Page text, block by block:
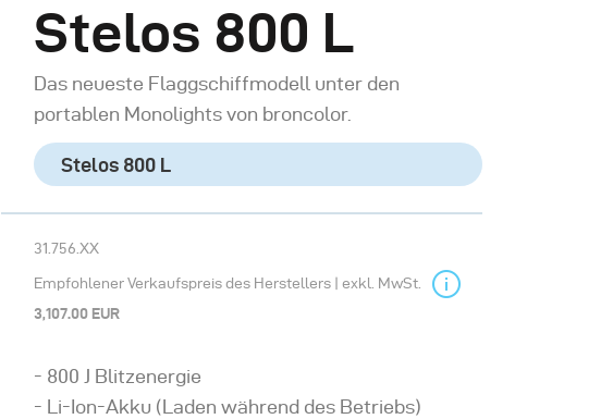
Stelos 800 L
Das neueste Flaggschiffmodell unter den
portablen Monolights von broncolor.
Stelos 800 L
31.756.XX
Empfohlener Verkaufspreis des Herstellers | exkl. MwSt.
3,107.00 EUR
800 J Blitzenergie
Li-Ion-Akku (Laden während des Betriebs)